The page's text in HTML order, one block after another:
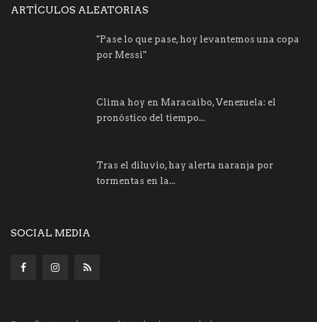
ARTÍCULOS ALEATORIAS
"Pase lo que pase, hoy levantemos una copa
por Messi"
Clima hoy en Maracaibo, Venezuela: el
pronóstico del tiempo...
Tras el diluvio, hay alerta naranja por
tormentas en la...
SOCIAL MEDIA